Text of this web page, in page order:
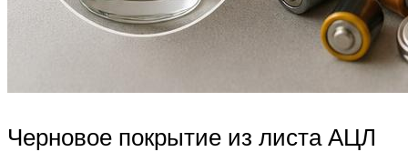
Черновое покрытие из листа АЦЛ